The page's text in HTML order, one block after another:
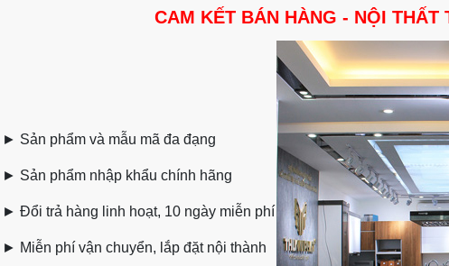
CAM KẾT BÁN HÀNG - NỘI THẤT
► Sản phẩm và mẫu mã đa đạng
► Sản phẩm nhập khẩu chính hãng
► Đổi trả hàng linh hoạt, 10 ngày miễn phí
► Miễn phí vận chuyển, lắp đặt nội thành